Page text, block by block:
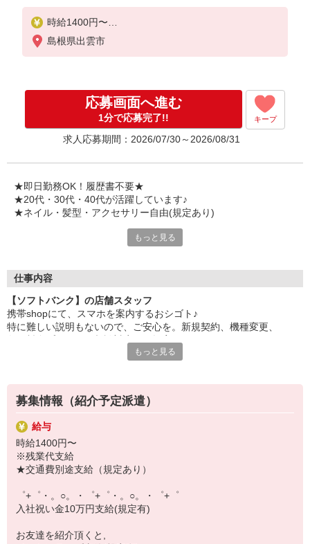
時給1400円〜
※残業代支給
★交通費別途支給（規定あり）
入社祝い金10万円支給(規定有)
お友達を紹介頂くと,
インセンティブ支給(規定有)
゜・。○。・゜+゜・。○。・゜+゜
島根県出雲市
応募画面へ進む
1分で応募完了!! キープ
求人応募期間：2026/07/30～2026/08/31
★即日勤務OK！履歴書不要★
★20代・30代・40代が活躍しています♪
★ネイル・髪型・アクセサリー自由(規定あり)
各キャリアの新機種が特別価格で購入OK！！
特別割引価格でご利用可能☆
お得に過ごしたいあなたの味方です♪
【選べるお仕事いろいろ】
事務、経理、データ入力、コールセンター、受付
▼工場・製造・軽作業系
機械/食品製造・梱包・仕分け・加工・組立・検査
▼美容系
眉毛サロンのアイブロウ・ネイリスト・エステ
▼営業・販売
法人営業・アパレル販売・個別指導塾・人材紹介
▼人気案件も多数♪
短期・期間限定・オープニング・官公庁案件
上場/優良/大手企業など
【スマホ面接実施中】
￣￣￣￣￣￣￣￣￣
もっと見る
仕事内容
【ソフトバンク】の店舗スタッフ
携帯shopにて、スマホを案内するおシゴト♪
特に難しい説明もないので、ご安心を。新規契約、機種変更、
満足度◎
■携帯やインターネット販売業務
docomo(ドコモ)/au(エーユー)・KDDI/softbank(ソフトバンク)など
の大手キャリアから
ワイモバイル(Y!mobille)、楽天モバイル、UQなど格安スマホまで幅
広く紹介可能♪
もっと見る
募集情報（紹介予定派遣）
給与
時給1400円〜
※残業代支給
★交通費別途支給（規定あり）
゜+゜・。○。・゜+゜・。○。・゜+゜
入社祝い金10万円支給(規定有)
お友達を紹介頂くと,